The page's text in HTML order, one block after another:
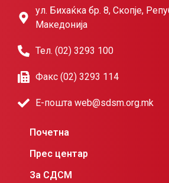
ул. Бихаќка бр. 8, Скопје,
Македонија
Тел. (02) 3293 100
Факс (02) 3293 114
Е-пошта web@sdsm.org.mk
Почетна
Прес центар
За СДСМ